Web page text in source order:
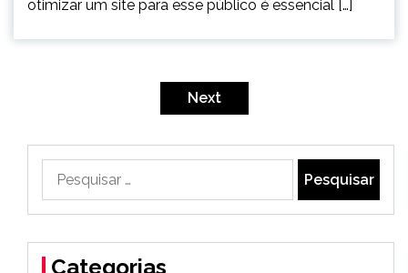
otimizar um site para esse público é essencial […]
Next
por:
Categorias